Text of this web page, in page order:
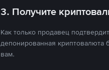
3. Получите
Как только продавец
депонированная криптовалюта
вам.